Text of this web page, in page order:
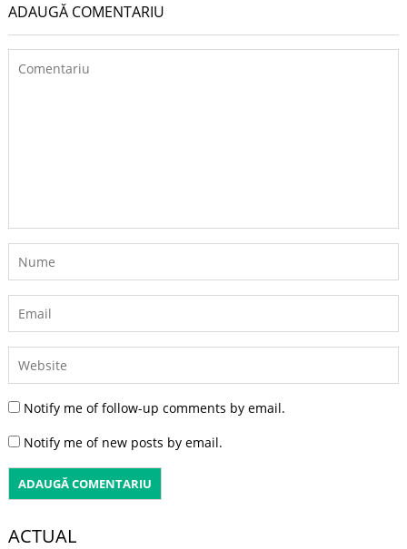
ADAUGĂ COMENTARIU
Notify me of follow-up comments by email.
Notify me of new posts by email.
ACTUAL